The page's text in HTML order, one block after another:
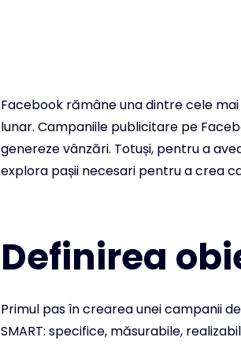
Facebook rămâne una dintre cele
lunar. Campaniile publicitare pe
genereze vânzări. Totuși, pentru a
explora pașii necesari pentru a crea
Definirea
Primul pas în crearea unei campanii
SMART: specifice, măsurabile,